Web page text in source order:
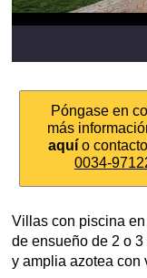
Póngase en
más
aquío
0034-
Villas con piscina
de ensueño de 2 o
y amplia azotea con